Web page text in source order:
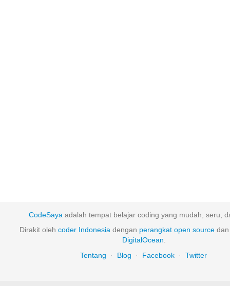
CodeSaya adalah tempat belajar coding yang mudah, seru,
Dirakit oleh coder Indonesia dengan perangkat open source
DigitalOcean
Tentang
· Blog · Facebook · Twitter